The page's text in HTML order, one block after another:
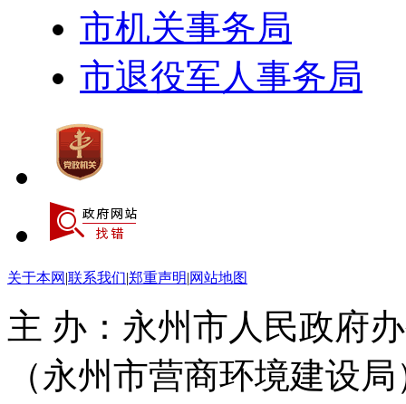
市机关事务局
市退役军人事务局
关于本网 |联系我们|郑重声明|网站地图
主 办：永州市人民政府
（永州市营商环境建设局